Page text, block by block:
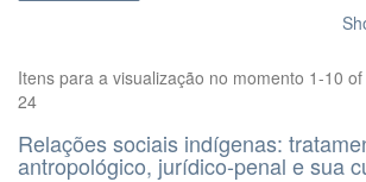
Itens para a visualização no momento 1-10 of
24
Relações sociais indígenas:
antropológico, jurídico-penal e sua